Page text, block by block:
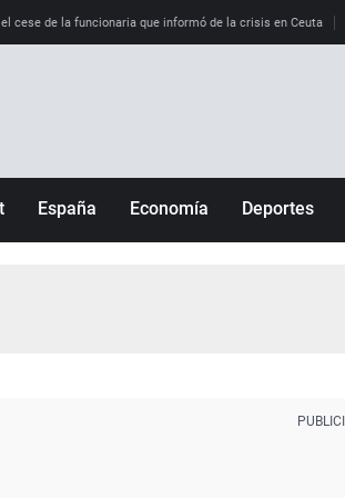
cese de la funcionaria que informó de la crisis en Ceuta
España Economía Deportes